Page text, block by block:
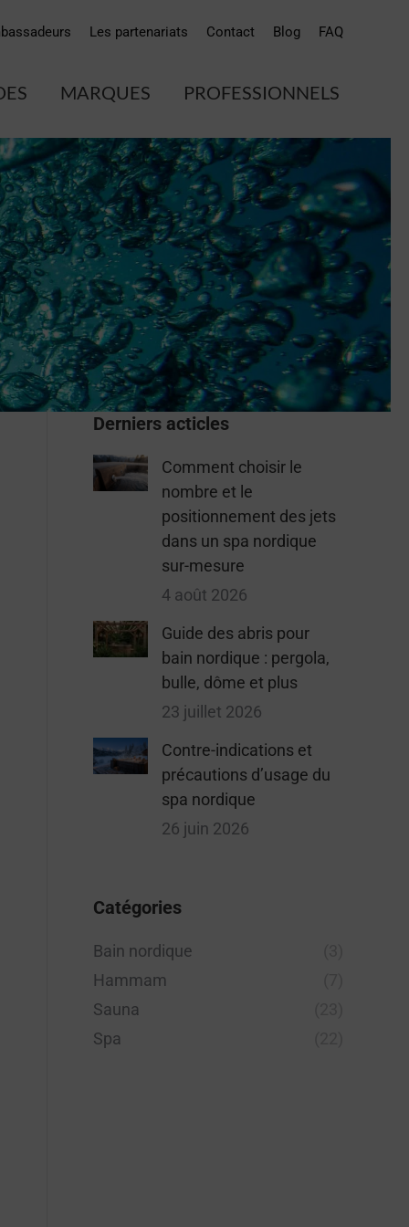
Les partenariats Contact Blog FAQ
MARQUES PROFESSIONNELS
Derniers acticles
Comment choisir le
nombre et le
positionnement des jets
dans un spa nordique
sur-mesure
4 août 2026
Guide des abris pour
bain nordique : pergola,
bulle, dôme et plus
23 juillet 2026
Contre-indications et
précautions d’usage du
spa nordique
26 juin 2026
Catégories
Bain nordique
Hammam
Sauna
Spa